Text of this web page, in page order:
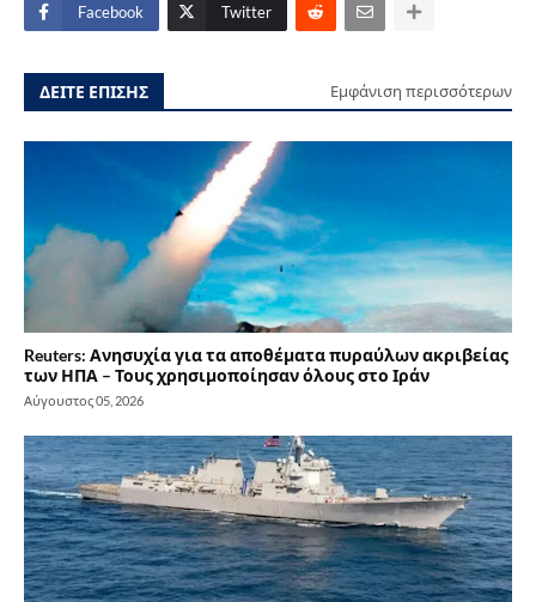
Facebook Twitter
ΔΕΙΤΕ ΕΠΙΣΗΣ Εμφάνιση περισσότερων
Reuters: Ανησυχία για τα αποθέματα πυραύλων ακριβείας
των ΗΠΑ – Τους χρησιμοποίησαν όλους στο Ιράν
Αύγουστος 05, 2026